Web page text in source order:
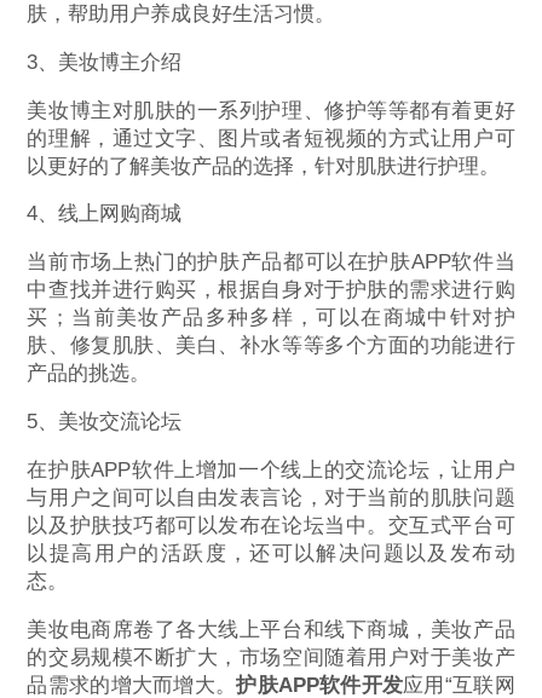
肤，帮助用户养成良好生活习惯。
3、美妆博主介绍
美妆博主对肌肤的一系列护理、修护等等都有着更好
的理解，通过文字、图片或者短视频的方式让用户可
以更好的了解美妆产品的选择，针对肌肤进行护理。
4、线上网购商城
当前市场上热门的护肤产品都可以在护肤APP软件当
中查找并进行购买，根据自身对于护肤的需求进行购
买；当前美妆产品多种多样，可以在商城中针对护
肤、修复肌肤、美白、补水等等多个方面的功能进行
产品的挑选。
5、美妆交流论坛
在护肤APP软件上增加一个线上的交流论坛，让用户
与用户之间可以自由发表言论，对于当前的肌肤问题
以及护肤技巧都可以发布在论坛当中。交互式平台可
以提高用户的活跃度，还可以解决问题以及发布动
态。
美妆电商席卷了各大线上平台和线下商城，美妆产品
的交易规模不断扩大，市场空间随着用户对于美妆产
品需求的增大而增大。护肤APP软件开发应用“互联网